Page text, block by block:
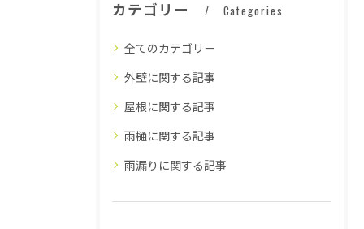
カテゴリー Categories
全てのカテゴリー
外壁に関する記事
屋根に関する記事
雨樋に関する記事
雨漏りに関する記事